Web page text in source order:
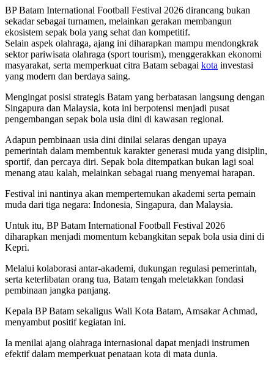
BP Batam International Football Festival 2026 dirancang bukan
sekadar sebagai turnamen, melainkan gerakan membangun
ekosistem sepak bola yang sehat dan kompetitif.
Selain aspek olahraga, ajang ini diharapkan mampu mendongkrak
sektor pariwisata olahraga (sport tourism), menggerakkan ekonomi
masyarakat, serta memperkuat citra Batam sebagai kota investasi
yang modern dan berdaya saing.
Mengingat posisi strategis Batam yang berbatasan langsung dengan
Singapura dan Malaysia, kota ini berpotensi menjadi pusat
pengembangan sepak bola usia dini di kawasan regional.
Adapun pembinaan usia dini dinilai selaras dengan upaya
pemerintah dalam membentuk karakter generasi muda yang disiplin,
sportif, dan percaya diri. Sepak bola ditempatkan bukan lagi soal
menang atau kalah, melainkan sebagai ruang menyemai harapan.
Festival ini nantinya akan mempertemukan akademi serta pemain
muda dari tiga negara: Indonesia, Singapura, dan Malaysia.
Untuk itu, BP Batam International Football Festival 2026
diharapkan menjadi momentum kebangkitan sepak bola usia dini di
Kepri.
Melalui kolaborasi antar-akademi, dukungan regulasi pemerintah,
serta keterlibatan orang tua, Batam tengah meletakkan fondasi
pembinaan jangka panjang.
Kepala BP Batam sekaligus Wali Kota Batam, Amsakar Achmad,
menyambut positif kegiatan ini.
Ia menilai ajang olahraga internasional dapat menjadi instrumen
efektif dalam memperkuat penataan kota di mata dunia.